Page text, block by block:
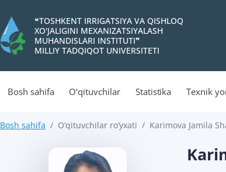
❝TOSHKENT IRRIGATSIYA VA QISHLOQ
XO'JALIGINI MEXANIZATSIYALASH
MUHANDISLARI INSTITUTI❞
MILLIY TADQIQOT UNIVERSITETI
Bosh sahifa O‘qituvchilar Statistika Texnik
Bosh sahifa O‘qituvchilar ro‘yxati Karimova Jamila